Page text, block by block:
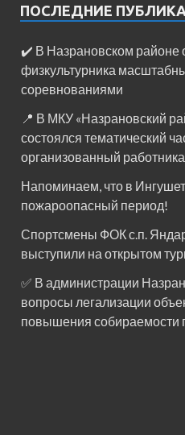
ПОСЛЕДНИЕ
✔️ В Назрановском районе
физкультурника
соревнованиями
📍 В МКУ «Назрановский
состоялся тематический
организованный
Напоминаем, что в
пожароопасный период!⁣⁣⠀
Спортсмены ФОК с.п.
выступили на открытом
✅ В администрации
вопросы легализации
повышения собираемости